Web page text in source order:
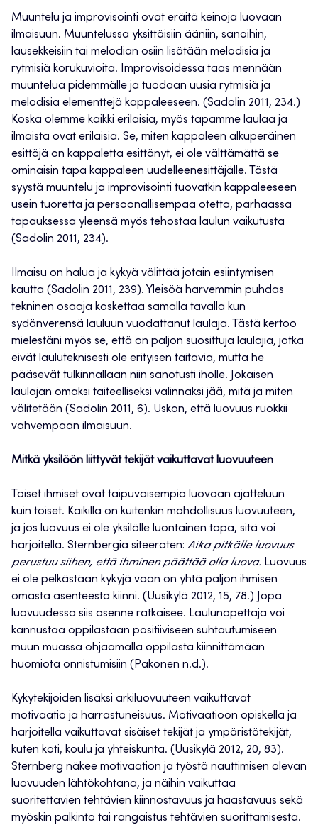
Muuntelu ja improvisointi ovat eräitä keinoja luovaan
ilmaisuun. Muuntelussa yksittäisiin ääniin, sanoihin,
lausekkeisiin tai melodian osiin lisätään melodisia ja
rytmisiä korukuvioita. Improvisoidessa taas mennään
muuntelua pidemmälle ja tuodaan uusia rytmisiä ja
melodisia elementtejä kappaleeseen. (Sadolin 2011, 234.)
Koska olemme kaikki erilaisia, myös tapamme laulaa ja
ilmaista ovat erilaisia. Se, miten kappaleen alkuperäinen
esittäjä on kappaletta esittänyt, ei ole välttämättä se
ominaisin tapa kappaleen uudelleenesittäjälle. Tästä
syystä muuntelu ja improvisointi tuovatkin kappaleeseen
usein tuoretta ja persoonallisempaa otetta, parhaassa
tapauksessa yleensä myös tehostaa laulun vaikutusta
(Sadolin 2011, 234).
Ilmaisu on halua ja kykyä välittää jotain esiintymisen
kautta (Sadolin 2011, 239). Yleisöä harvemmin puhdas
tekninen osaaja koskettaa samalla tavalla kun
sydänverensä lauluun vuodattanut laulaja. Tästä kertoo
mielestäni myös se, että on paljon suosittuja laulajia, jotka
eivät lauluteknisesti ole erityisen taitavia, mutta he
pääsevät tulkinnallaan niin sanotusti iholle. Jokaisen
laulajan omaksi taiteelliseksi valinnaksi jää, mitä ja miten
välitetään (Sadolin 2011, 6). Uskon, että luovuus ruokkii
vahvempaan ilmaisuun.
Mitkä yksilöön liittyvät tekijät vaikuttavat luovuuteen
Toiset ihmiset ovat taipuvaisempia luovaan ajatteluun
kuin toiset. Kaikilla on kuitenkin mahdollisuus luovuuteen,
ja jos luovuus ei ole yksilölle luontainen tapa, sitä voi
harjoitella. Sternbergia siteeraten: Aika pitkälle luovuus
perustuu siihen, että ihminen päättää olla luova. Luovuus
ei ole pelkästään kykyjä vaan on yhtä paljon ihmisen
omasta asenteesta kiinni. (Uusikylä 2012, 15, 78.) Jopa
luovuudessa siis asenne ratkaisee. Laulunopettaja voi
kannustaa oppilastaan positiiviseen suhtautumiseen
muun muassa ohjaamalla oppilasta kiinnittämään
huomiota onnistumisiin (Pakonen n.d.).
Kykytekijöiden lisäksi arkiluovuuteen vaikuttavat
motivaatio ja harrastuneisuus. Motivaatioon opiskella ja
harjoitella vaikuttavat sisäiset tekijät ja ympäristötekijät,
kuten koti, koulu ja yhteiskunta. (Uusikylä 2012, 20, 83).
Sternberg näkee motivaation ja työstä nauttimisen olevan
luovuuden lähtökohtana, ja näihin vaikuttaa
suoritettavien tehtävien kiinnostavuus ja haastavuus sekä
myöskin palkinto tai rangaistus tehtävien suorittamisesta.